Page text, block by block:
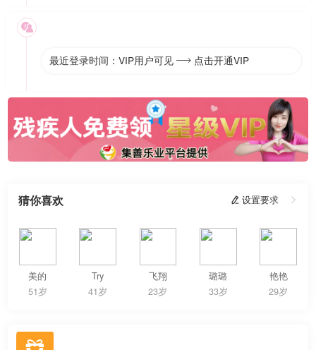

最近登录时间：VIP用户可见  点击开通VIP
猜你喜欢  设置要求 
美的
51岁
Try
41岁
飞翔
23岁
璐璐
33岁
艳艳
29岁